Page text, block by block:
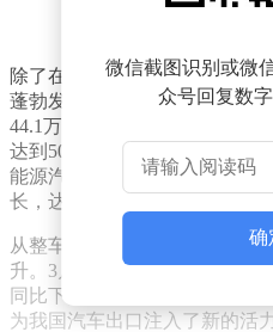
除了在国内市场的亮眼表现，
蓬勃发展的态势。数据显示，
44.1万辆，同比增长43.9%。
达到50.7万辆，虽然传统燃料
能源汽车出口量却实现了
长，达到15.8万辆。
从整车出口的情况来看，我国
升。3月份，虽然传统燃料汽
同比下降7.5%；相比之下，新
为我国汽车出口注入了新的活力
微信截图识别或微
众号回复数字
确